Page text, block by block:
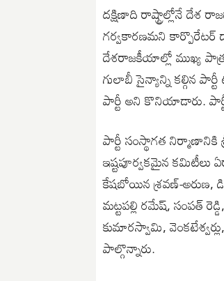
దక్షిణాది రాష్ట్రాల్లోనే దేశ
గర్వకారణమని కార్పొరేటర్
దేశరాజకీయాల్లో ముఖ్య
గులాబీ సైన్యాన్ని కల్గిన
పార్టీ అని కొనియాడారు. పార్టీ
పార్టీ సంస్థాగత నిర్మాణానికి
ఇష్టపూర్వకమైన కమిటీలు
కేషబోయిన శ్రవణ్-అరుణ,
మట్టపల్లి రమేష్, సంపత్
కుమారస్వామి,
పాల్గొన్నారు.